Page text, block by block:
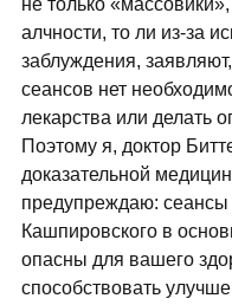
не только «массовики»,
алчности, то ли из-за
заблуждения,
сеансов нет
лекарства или делать
Поэтому я, доктор
доказательной
предупреждаю: сеансы
Кашпировского в
опасны для вашего
способствовать